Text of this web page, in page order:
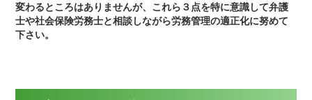
変わるところはありませんが、これら３点を特に意識して弁護
士や社会保険労務士と相談しながら労務管理の適正化に努めて
下さい。